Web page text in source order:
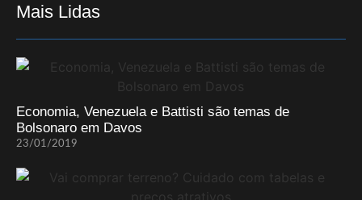
Mais Lidas
Economia, Venezuela e Battisti são temas de
Bolsonaro em Davos
23/01/2019